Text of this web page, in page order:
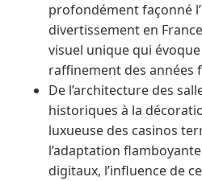
profondément façonné
divertissement en
visuel unique qui
raffinement des années
De l’architecture des
historiques à la
luxueuse des casinos
l’adaptation
digitaux, l’influence de